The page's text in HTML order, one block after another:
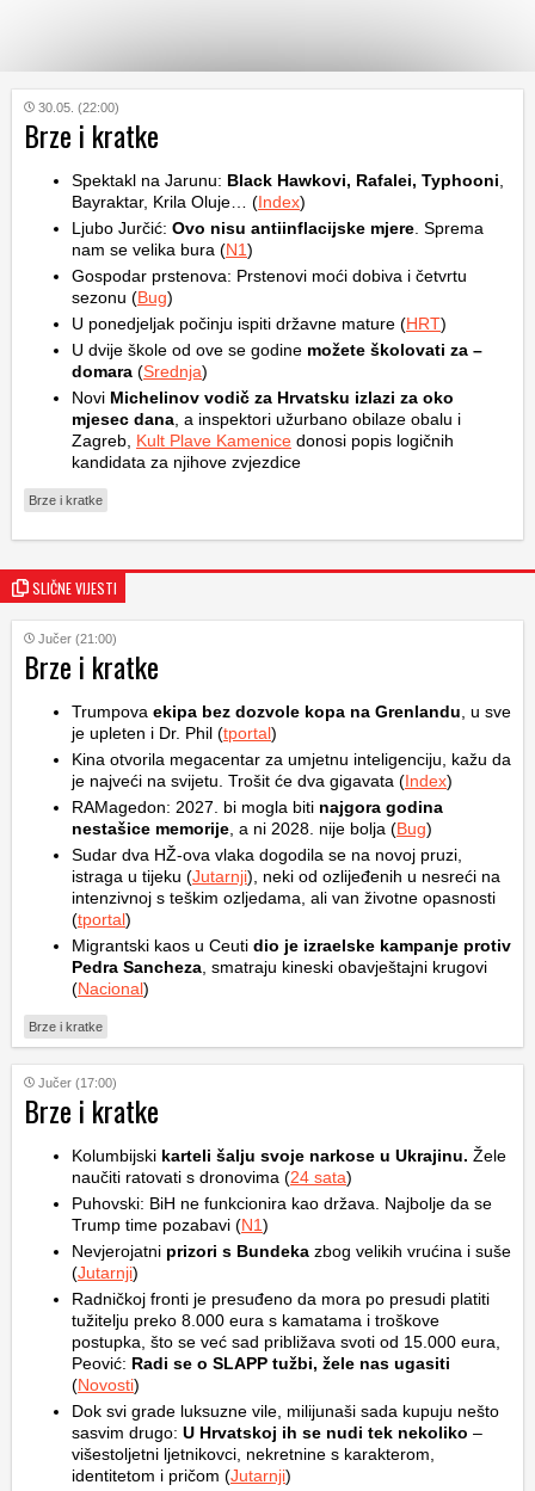
KATEGORIJE
HRVATSKI
WEB
30.05. (22:00)
Brze i kratke
Spektakl na Jarunu: Black Hawkovi, Rafalei, Typhooni
Bayraktar, Krila Oluje… (Index)
Ljubo Jurčić: Ovo nisu antiinflacijske mjere . Sprema
nam se velika bura (N1)
Gospodar prstenova: Prstenovi moći dobiva i četvrtu
sezonu (Bug)
U ponedjeljak počinju ispiti državne mature (HRT)
U dvije škole od ove se godine možete školovati za –
domara (Srednja)
Novi Michelinov vodič za Hrvatsku izlazi za oko
mjesec dana , a inspektori užurbano obilaze obalu i
Zagreb, Kult Plave Kamenice donosi popis logičnih
kandidata za njihove zvjezdice
Brze i kratke
SLIČNE VIJESTI
Jučer (21:00)
Brze i kratke
Trumpova ekipa bez dozvole kopa na Grenlandu , u sve
je upleten i Dr. Phil (tportal)
Kina otvorila megacentar za umjetnu inteligenciju, kažu da
je najveći na svijetu. Trošit će dva gigavata (Index)
RAMagedon: 2027. bi mogla biti najgora godina
nestašice memorije , a ni 2028. nije bolja (Bug)
Sudar dva HŽ-ova vlaka dogodila se na novoj pruzi,
istraga u tijeku (Jutarnji), neki od ozlijeđenih u nesreći na
intenzivnoj s teškim ozljedama, ali van životne opasnosti
(tportal)
Migrantski kaos u Ceuti dio je izraelske kampanje protiv
Pedra Sancheza , smatraju kineski obavještajni krugovi
(Nacional)
Brze i kratke
Jučer (17:00)
Brze i kratke
Kolumbijski karteli šalju svoje narkose u Ukrajinu. Žele
naučiti ratovati s dronovima (24 sata)
Puhovski: BiH ne funkcionira kao država. Najbolje da se
Trump time pozabavi (N1)
Nevjerojatni prizori s Bundeka zbog velikih vrućina i suše
(Jutarnji)
Radničkoj fronti je presuđeno da mora po presudi platiti
tužitelju preko 8.000 eura s kamatama i troškove
postupka, što se već sad približava svoti od 15.000 eura,
Peović: Radi se o SLAPP tužbi, žele nas ugasiti
(Novosti)
Dok svi grade luksuzne vile, milijunaši sada kupuju nešto
sasvim drugo: U Hrvatskoj ih se nudi tek nekoliko –
višestoljetni ljetnikovci, nekretnine s karakterom,
identitetom i pričom (Jutarnji)